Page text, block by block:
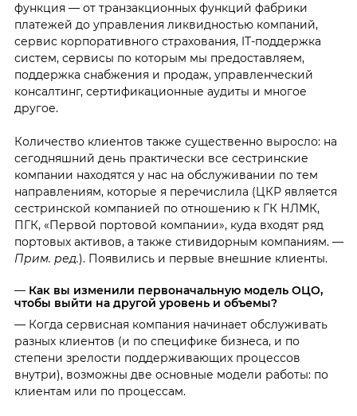
функция — от транзакционных функций фабрики
платежей до управления ликвидностью компаний,
сервис корпоративного страхования, IТ-поддержка
систем, сервисы по которым мы предоставляем,
поддержка снабжения и продаж, управленческий
консалтинг, сертификационные аудиты и многое
другое.
Количество клиентов также существенно выросло: на
сегодняшний день практически все сестринские
компании находятся у нас на обслуживании по тем
направлениям, которые я перечислила (ЦКР является
сестринской компанией по отношению к ГК НЛМК,
ПГК, «Первой портовой компании», куда входят ряд
портовых активов, а также стивидорным компаниям. —
Прим. ред.). Появились и первые внешние клиенты.
— Как вы изменили первоначальную модель ОЦО,
чтобы выйти на другой уровень и объемы?
— Когда сервисная компания начинает обслуживать
разных клиентов (и по специфике бизнеса, и по
степени зрелости поддерживающих процессов
внутри), возможны две основные модели работы: по
клиентам или по процессам.